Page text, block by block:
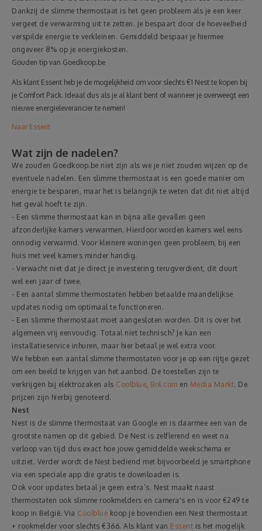
Dankzij de slimme thermostaat is het geen probleem als je een keer
vergeet de verwarming uit te zetten. Je bespaart door de hoeveelheid
verspilde energie te verkleinen. Gemiddeld bespaar je hiermee
ongeveer 8% op je energiekosten.
Gouden tip van Goedkoop.be
Als klant Essent heb je de mogelijkheid om voor slechts €1 Nest te kopen bij
je Comfort Pack. Ideaal dus als je al klant bent of wanneer je overweegt een
nieuwe energieleverancier te nemen!
Naar Essent
Wat zijn de nadelen?
We zouden Goedkoop.be niet zijn als we je niet zouden wijzen op de
eventuele nadelen. Een slimme thermostaat is een goede manier om
energie te besparen, maar het is belangrijk te weten dat dit niet altijd
het geval hoeft te zijn.
- Een slimme thermostaat kan in bijna alle gevallen geen
afzonderlijke kamers verwarmen. Hierdoor worden kamers wel eens
onnodig verwarmd. Voor kleinere woningen geen probleem, bij een
huis met veel kamers minder handig.
- Verwacht niet dat je direct je investering terugverdient, dit duurt
wel een jaar of twee.
- Een aantal slimme thermostaten hebben betaalde maandelijkse
updates nodig om optimaal te functioneren.
- Een slimme thermostaat moet aangesloten worden. Dit is over het
algemeen vrij eenvoudig. Totaal niet technisch? Je kan een
installatieservice inhuren, maar hier betaal je wel extra voor.
We hebben een aantal slimme thermostaten voor je op een rijtje gezet
om een beeld te krijgen van het aanbod. De toestellen zijn te
verkrijgen bij elektrozaken als Coolblue Bol.com en Media Markt. De
prijzen zijn hierbij genoteerd.
Nest
Nest is de slimme thermostaat van Google en is daarmee een van de
grootste namen op dit gebied. De Nest is zelflerend en weet na
verloop van tijd dus exact hoe jouw gemiddelde weekschema er
uitziet. Verder wordt de Nest bediend met bijvoorbeeld je smartphone
via een speciale app die gratis te downloaden is.
Ook voor updates betaal je geen extra’s. Nest maakt naast
thermostaten ook slimme rookmelders en camera's en is voor €249 te
koop in België. Via Coolblue koop je bovendien een Nest thermostaat
+ rookmelder voor slechts €366. Als klant van Essent is het mogelijk